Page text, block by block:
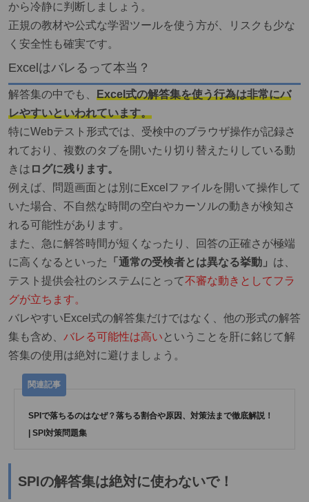
から冷静に判断しましょう。
正規の教材や公式な学習ツールを使う方が、リスクも少な
く安全性も確実です。
Excelはバレるって本当？
解答集の中でも、 Excel式の解答集を使う行為は非常にバ
レやすいといわれています。
特にWebテスト形式では、受検中のブラウザ操作が記録さ
れており、複数のタブを開いたり切り替えたりしている動
きは ログに残ります。
例えば、問題画面とは別にExcelファイルを開いて操作して
いた場合、不自然な時間の空白やカーソルの動きが検知さ
れる可能性があります。
また、急に解答時間が短くなったり、回答の正確さが極端
に高くなるといった
「通常の受検者とは異なる挙動」 は、
テスト提供会社のシステムにとって不審な動きとしてフラ
グが立ちます。
バレやすいExcel式の解答集だけではなく、他の形式の解答
集も含め、 バレる可能性は高い ということを肝に銘じて解
答集の使用は絶対に避けましょう。
SPIで落ちるのはなぜ？落ちる割合や原因、対策法まで徹底解説！
| SPI対策問題集
SPIの解答集は絶対に使わないで！